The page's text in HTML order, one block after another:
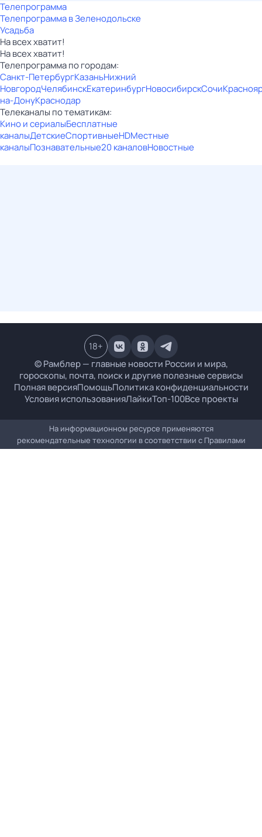
Телепрограмма
Телепрограмма в Зеленодольске
Усадьба
На всех хватит!
На всех хватит!
Телепрограмма по городам:
Санкт-ПетербургКазаньНижний
НовгородЧелябинскЕкатеринбургНовосибирскСочи
на-ДонуКраснодар
Телеканалы по тематикам:
Кино и сериалыБесплатные
каналыДетскиеСпортивныеHDМестные
каналыПознавательные20 каналовНовостные
© Рамблер — главные новости России и мира,
гороскопы, почта, поиск и другие полезные сервисы
Полная версияПомощьПолитика конфиденциальности
Условия использованияЛайкиТоп-100Все проекты
18+
На информационном ресурсе применяются
рекомендательные технологии в соответствии с Правилами